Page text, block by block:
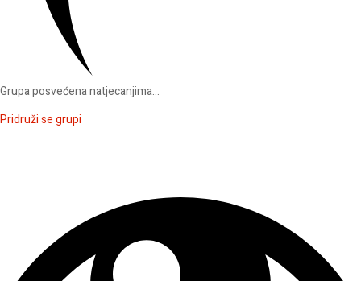
Grupa posvećena natjecanjima...
Pridruži se grupi